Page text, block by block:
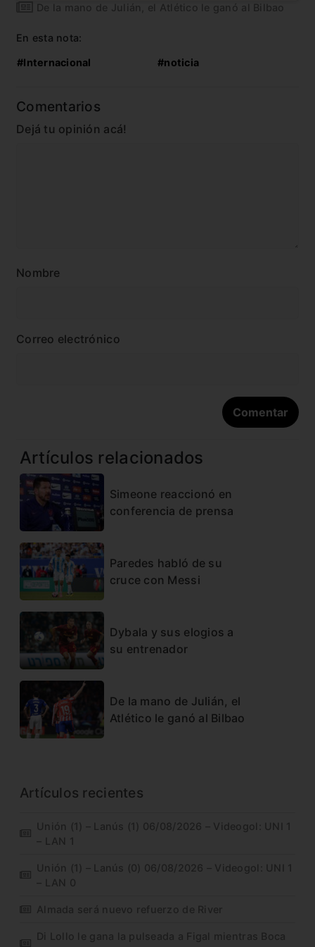
De la mano de Julián, el Atlético le ganó al Bilbao
En esta nota:
#Internacional #noticia
Comentarios
Dejá tu opinión acá!
Nombre
Correo electrónico
Artículos relacionados
Simeone reaccionó en
conferencia de prensa
Paredes habló de su
cruce con Messi
Dybala y sus elogios a
su entrenador
De la mano de Julián, el
Atlético le ganó al Bilbao
Artículos recientes
Unión (1) – Lanús (1) 06/08/2026 – Videogol: UNI 1
– LAN 1
Unión (1) – Lanús (0) 06/08/2026 – Videogol: UNI 1
– LAN 0
Almada será nuevo refuerzo de River
Di Lollo le gana la pulseada a Figal mientras Boca